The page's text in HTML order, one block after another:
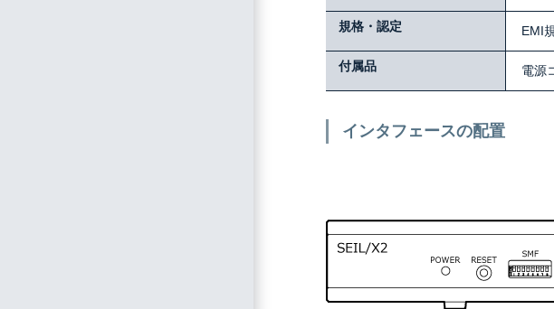
規格・認定 EMI
付属品 電源
インタフェースの配置